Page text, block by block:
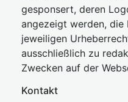
gesponsert, deren
angezeigt werden, die
jeweiligen
ausschließlich zu
Zwecken auf der
Kontakt